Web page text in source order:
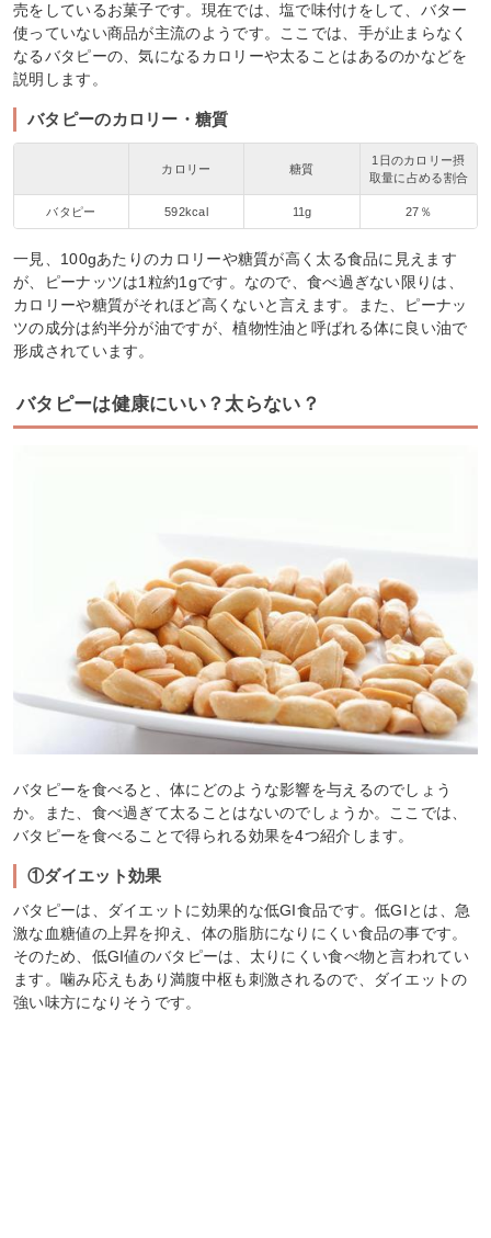
売をしているお菓子です。現在では、塩で味付けをして、バター
使っていない商品が主流のようです。ここでは、手が止まらなく
なるバタピーの、気になるカロリーや太ることはあるのかなどを
説明します。
バタピーのカロリー・糖質
カロリー 糖質
1日のカロリー摂
取量に占める割合
バタピー 592kcal 11g 27％
一見、100gあたりのカロリーや糖質が高く太る食品に見えます
が、ピーナッツは1粒約1gです。なので、食べ過ぎない限りは、
カロリーや糖質がそれほど高くないと言えます。また、ピーナッ
ツの成分は約半分が油ですが、植物性油と呼ばれる体に良い油で
形成されています。
バタピーは健康にいい？太らない？
バタピーを食べると、体にどのような影響を与えるのでしょう
か。また、食べ過ぎて太ることはないのでしょうか。ここでは、
バタピーを食べることで得られる効果を4つ紹介します。
①ダイエット効果
バタピーは、ダイエットに効果的な低GI食品です。低GIとは、急
激な血糖値の上昇を抑え、体の脂肪になりにくい食品の事です。
そのため、低GI値のバタピーは、太りにくい食べ物と言われてい
ます。噛み応えもあり満腹中枢も刺激されるので、ダイエットの
強い味方になりそうです。